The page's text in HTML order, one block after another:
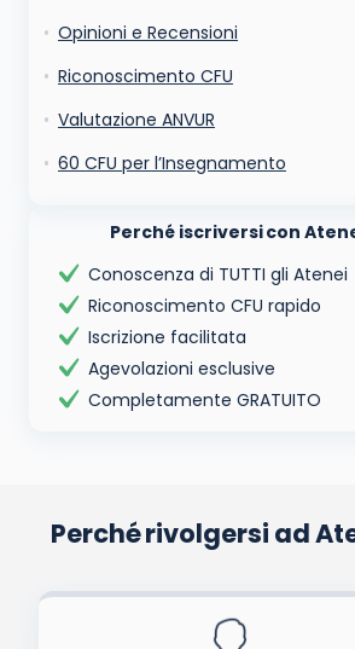
Opinioni e Recensioni
Riconoscimento CFU
Valutazione ANVUR
60 CFU per l’Insegnamento
Perché iscriversi con
Conoscenza di TUTTI gli Atenei
Riconoscimento CFU rapido
Iscrizione facilitata
Agevolazioni esclusive
Completamente GRATUITO
Perché rivolgersi ad